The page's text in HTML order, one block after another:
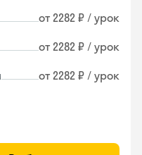
от 2282 ₽ / урок
от 2282 ₽ / урок
от 2282 ₽ / урок